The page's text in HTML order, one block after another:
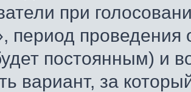
при
период проведения
постоянным) и
вариант, за